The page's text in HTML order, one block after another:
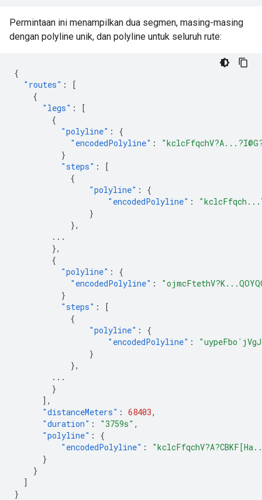
Permintaan ini menampilkan dua segmen, masing-masing
dengan polyline unik, dan polyline untuk seluruh rute:
{
"routes" :
[
{
"legs" :
[
{
"polyline" :
{
"encodedPolyline" :
}
"steps" :
[
{
"polyline" :
{
"encodedPolyline" :
}
},
...
},
{
"polyline" :
{
"encodedPolyline" :
}
"steps" :
[
{
"polyline" :
{
"encodedPolyline" :
}
},
...
}
],
"distanceMeters" : 68403,
"duration" : "3759s" ,
"polyline" :
{
"encodedPolyline" :
}
}
]
}